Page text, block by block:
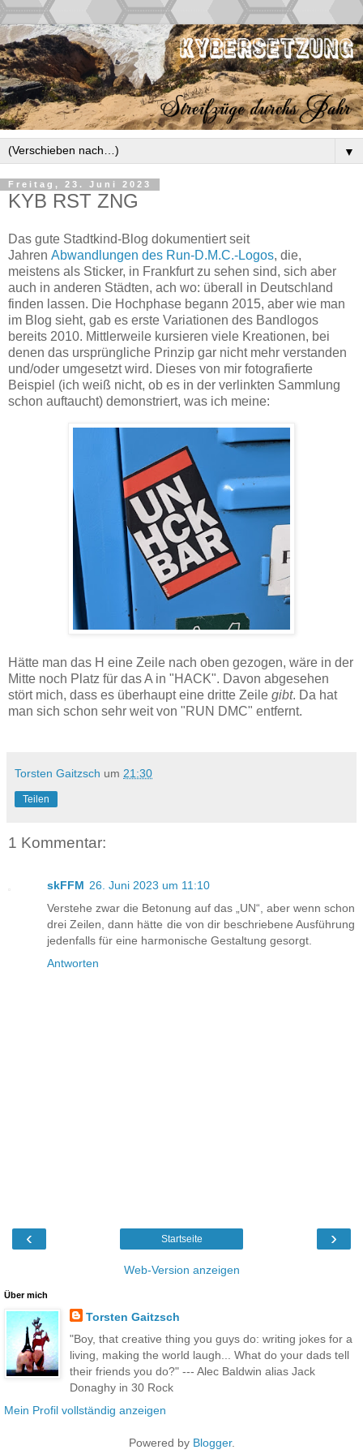
▼
Freitag, 23. Juni 2023
KYB RST ZNG
Das gute Stadtkind-Blog dokumentiert seit
Jahren Abwandlungen des Run-D.M.C.-Logos, die,
meistens als Sticker, in Frankfurt zu sehen sind, sich aber
auch in anderen Städten, ach wo: überall in Deutschland
finden lassen. Die Hochphase begann 2015, aber wie man
im Blog sieht, gab es erste Variationen des Bandlogos
bereits 2010. Mittlerweile kursieren viele Kreationen, bei
denen das ursprüngliche Prinzip gar nicht mehr verstanden
und/oder umgesetzt wird. Dieses von mir fotografierte
Beispiel (ich weiß nicht, ob es in der verlinkten Sammlung
schon auftaucht) demonstriert, was ich meine:
Hätte man das H eine Zeile nach oben gezogen, wäre in der
Mitte noch Platz für das A in "HACK". Davon abgesehen
stört mich, dass es überhaupt eine dritte Zeile gibt. Da hat
man sich schon sehr weit von "RUN DMC" entfernt.
Torsten Gaitzsch um 21:30
Teilen
1 Kommentar:
skFFM 26. Juni 2023 um 11:10
Verstehe zwar die Betonung auf das „UN“, aber wenn schon
drei Zeilen, dann hätte die von dir beschriebene Ausführung
jedenfalls für eine harmonische Gestaltung gesorgt.
Antworten
‹ ›
Startseite
Web-Version anzeigen
Über mich
Torsten Gaitzsch
"Boy, that creative thing you guys do: writing jokes for a
living, making the world laugh... What do your dads tell
their friends you do?" --- Alec Baldwin alias Jack
Donaghy in 30 Rock
Mein Profil vollständig anzeigen
Powered by Blogger.